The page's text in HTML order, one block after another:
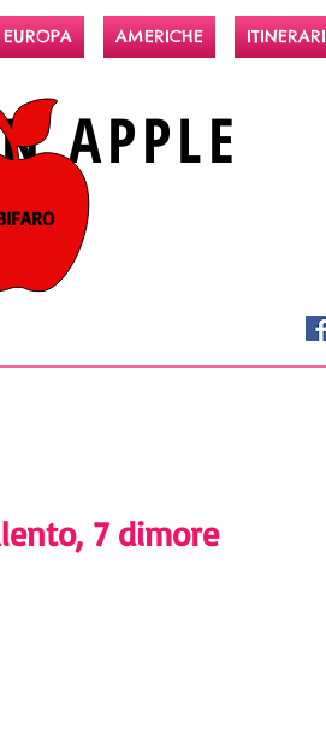
EUROPA AMERICHE ITINERARI
APPLE
7 dimore